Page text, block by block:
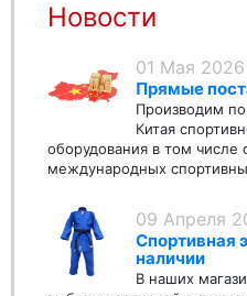
Новости
01 Мая 2026
Прямые
Производим
Китая
оборудования в том числе
международных
09 Апреля
Спортивная
наличии
В наших